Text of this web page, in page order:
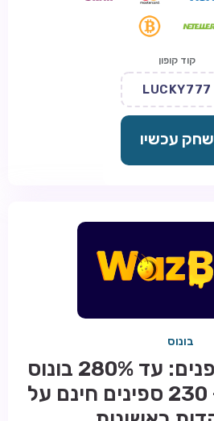
קוד קופון
LUCKY777
שחק עכשיו
בונוס
חבילת קבלת פנים: עד 280% בונוס
עד €2,200 + 230 ספינים חינם על